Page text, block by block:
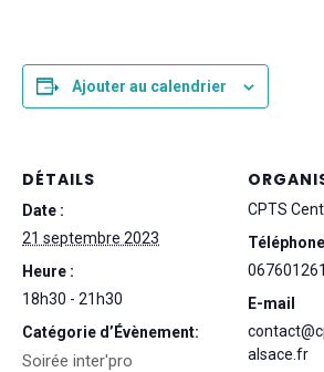
Ajouter au calendrier
DÉTAILS
Date :
21 septembre 2023
Heure :
18h30 - 21h30
Catégorie d’Évènement:
Soirée inter'pro
CPTS
Téléphone
E-mail
alsace.fr